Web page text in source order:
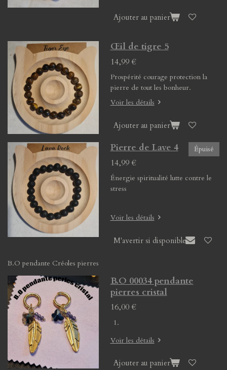
Ajouter au panier
Œil de tigre 5
14,99 €
Prospérité courage protection la
pierre de tout les bonheur.
Voir les détails
Ajouter au panier
Épuisé
Pierre de Lave 4
14,99 €
Énergie spiritualité lutte contre le
stress
Voir les détails
M'avertir si disponible
B.O pendante Créoles pierres
B.O 00034 pendante
pierres cristal
16,00 €
Voir les détails
Ajouter au panier